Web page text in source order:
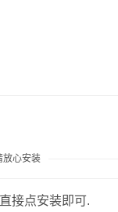
放心安装
接点安装即可.